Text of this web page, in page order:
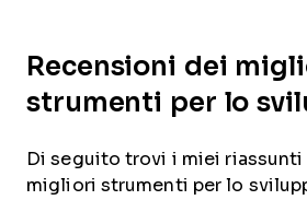
Recensioni dei
strumenti per lo
Di seguito trovi i miei
migliori strumenti per lo